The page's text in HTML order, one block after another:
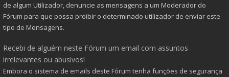
de algum Utilizador, denuncie as mensagens a um Moderador do
Fórum para que possa proibir o determinado utilizador de enviar este
tipo de Mensagens.
Recebi de alguém neste Fórum um email com assuntos
irrelevantes ou abusivos!
Embora o sistema de emails deste Fórum tenha funções de segurança